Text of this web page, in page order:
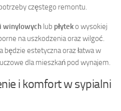
częstego remontu.
winylowych lub płyteko wysokiej
na uszkodzenia oraz wilgoć.
będzie estetyczna oraz łatwa w
dla mieszkań pod wynajem.
i komfort w sypialni